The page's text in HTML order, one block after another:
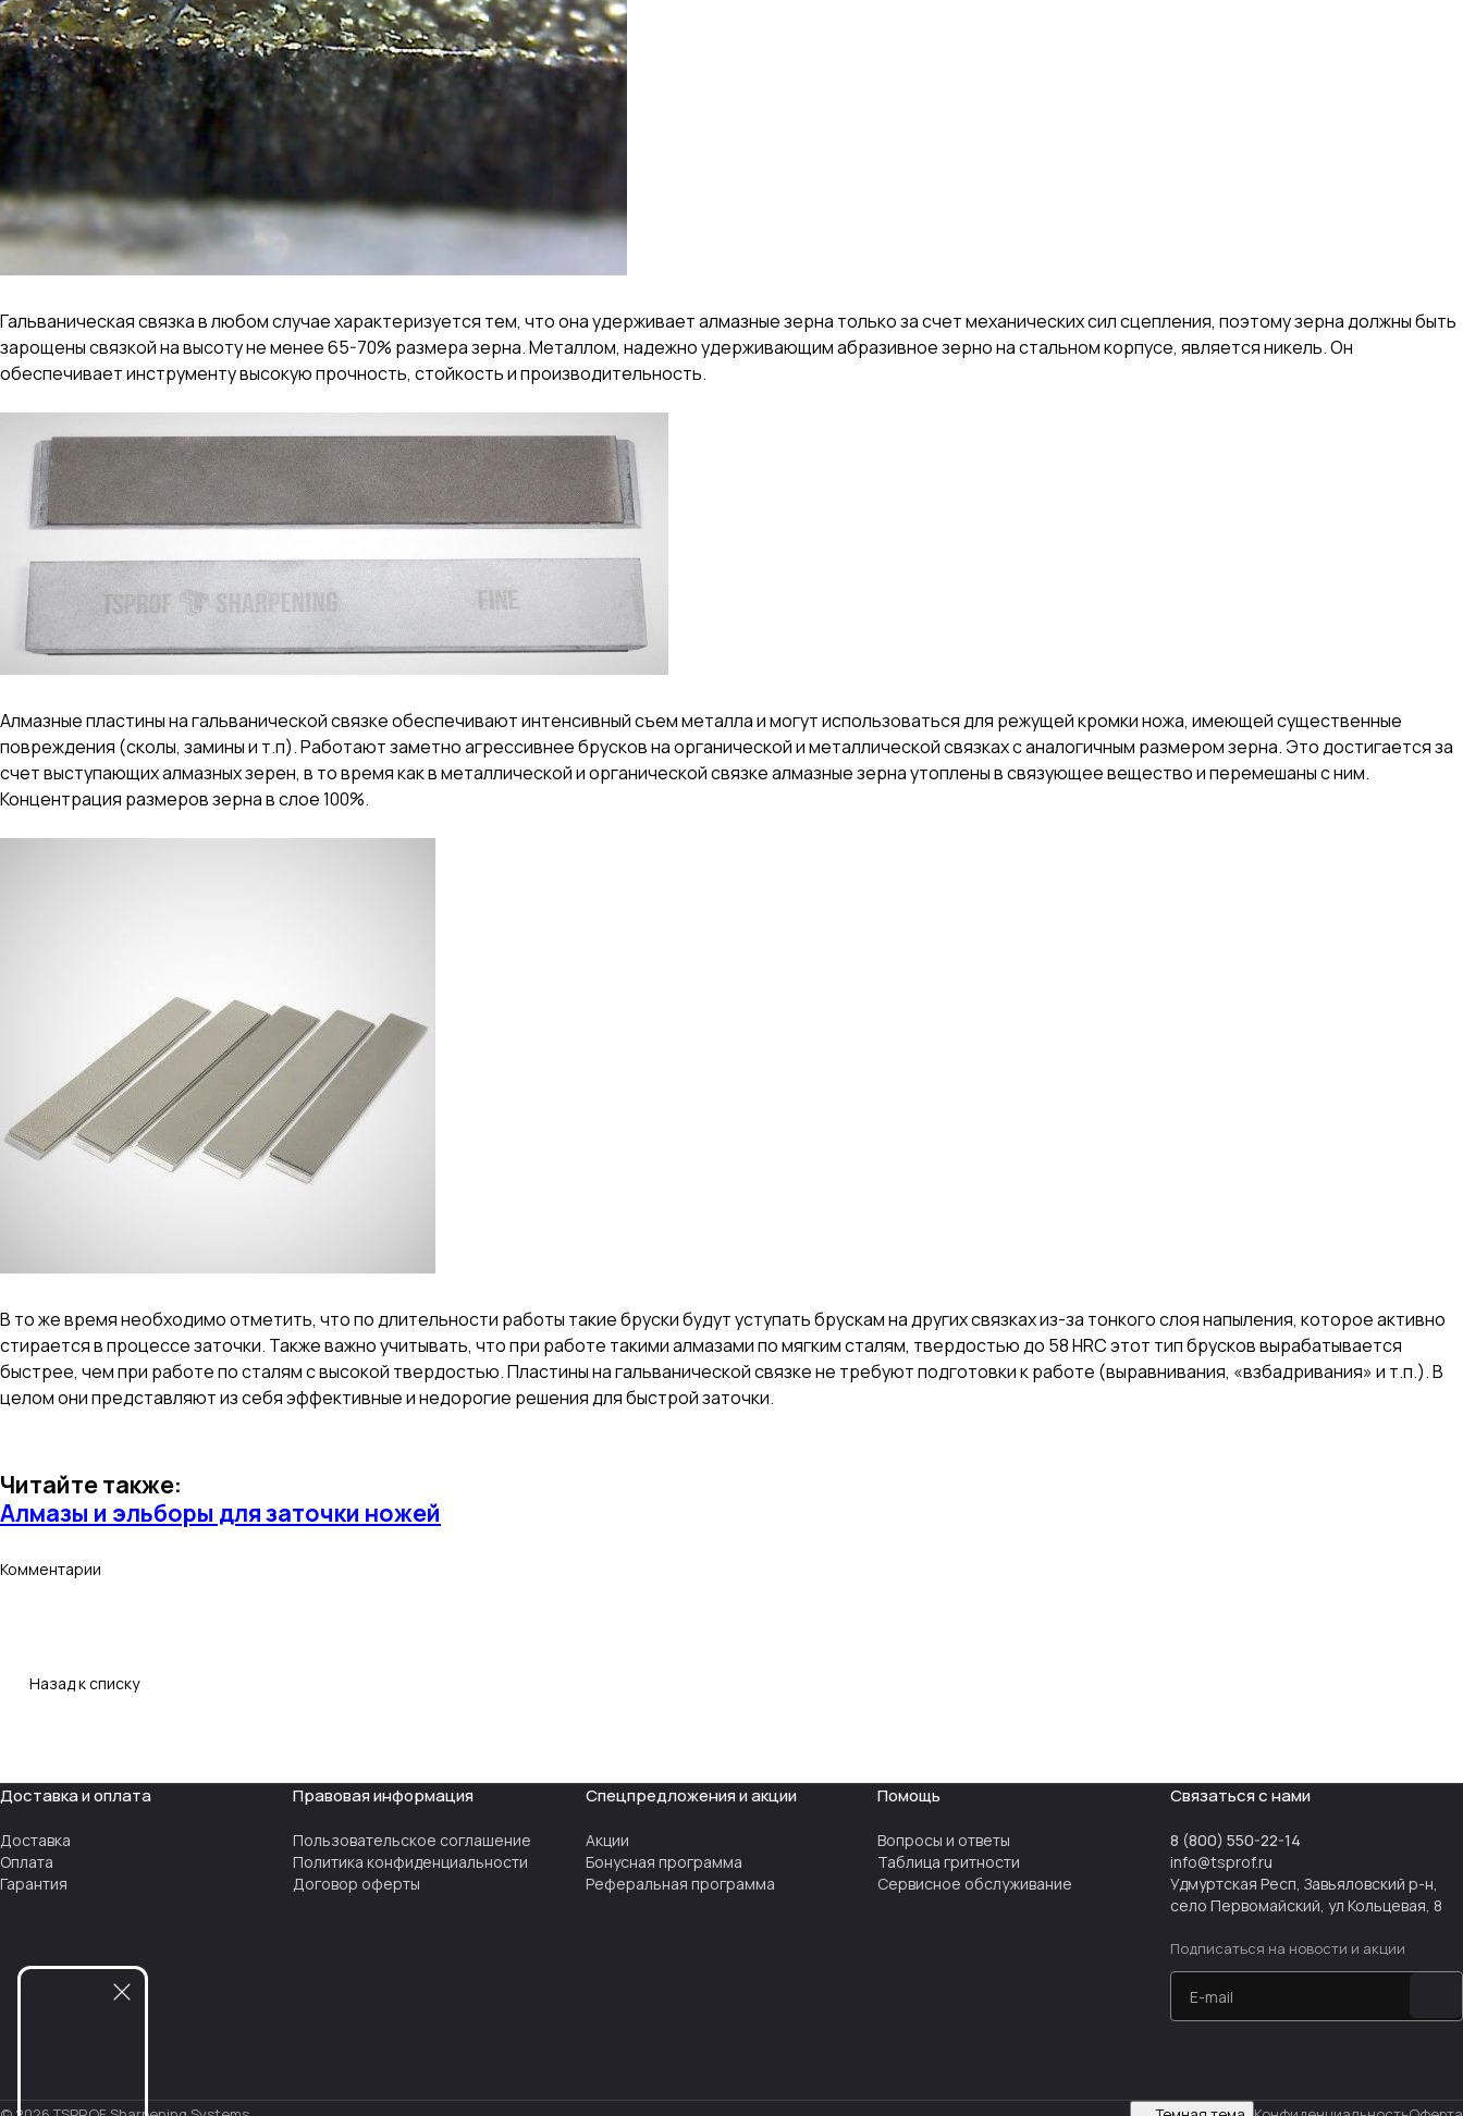
Гальваническая связка в любом случае характеризуется тем, что она удерживает алмазные зерна только за счет механических сил сцепления, поэтому зерна должны быть
зарощены связкой на высоту не менее 65-70% размера зерна. Металлом, надежно удерживающим абразивное зерно на стальном корпусе, является никель. Он
обеспечивает инструменту высокую прочность, стойкость и производительность.
Алмазные пластины на гальванической связке обеспечивают интенсивный съем металла и могут использоваться для режущей кромки ножа, имеющей существенные
повреждения (сколы, замины и т.п). Работают заметно агрессивнее брусков на органической и металлической связках с аналогичным размером зерна. Это достигается за
счет выступающих алмазных зерен, в то время как в металлической и органической связке алмазные зерна утоплены в связующее вещество и перемешаны с ним.
Концентрация размеров зерна в слое 100%.
В то же время необходимо отметить, что по длительности работы такие бруски будут уступать брускам на других связках из-за тонкого слоя напыления, которое активно
стирается в процессе заточки. Также важно учитывать, что при работе такими алмазами по мягким сталям, твердостью до 58 HRC этот тип брусков вырабатывается
быстрее, чем при работе по сталям с высокой твердостью. Пластины на гальванической связке не требуют подготовки к работе (выравнивания, «взбадривания» и т.п.). В
целом они представляют из себя эффективные и недорогие решения для быстрой заточки.
Читайте также:
Алмазы и эльборы для заточки ножей
Комментарии
Назад к списку
Доставка и оплата
Доставка
Оплата
Гарантия
Правовая информация
Пользовательское соглашение
Политика конфиденциальности
Договор оферты
Спецпредложения и акции
Акции
Бонусная программа
Реферальная программа
Помощь
Вопросы и ответы
Таблица гритности
Сервисное обслуживание
Связаться с нами
8 (800) 550-22-14
info@tsprof.ru
Удмуртская Респ, Завьяловский р-н,
село Первомайский, ул Кольцевая, 8
Подписаться на новости и акции